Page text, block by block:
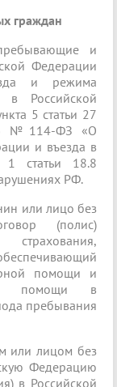
граждан
и
Федерации
и режима
в Российской
5 статьи 27
№114-ФЗ «О
и въезда в
1 статьи 18.8
РФ.
или лицо без
(полис)
помощи и
помощи в
пребывания
или лицом без
Федерацию
в Российской